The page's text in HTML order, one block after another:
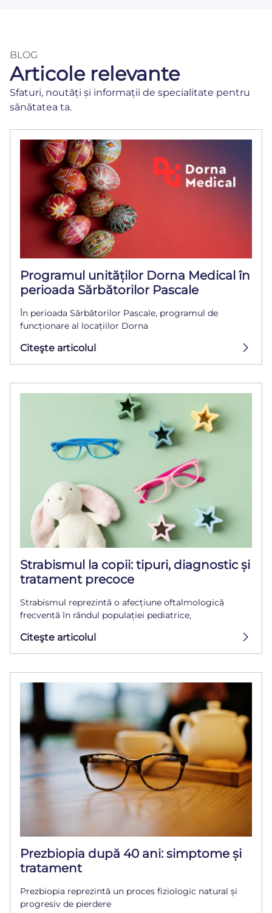
BLOG
Articole relevante
Sfaturi, noutăți și informații de specialitate pentru
sănătatea ta.
Programul unităților Dorna Medical în
perioada Sărbătorilor Pascale
În perioada Sărbătorilor Pascale, programul de
funcționare al locațiilor Dorna
Citeşte articolul
Strabismul la copii: tipuri, diagnostic și
tratament precoce
Strabismul reprezintă o afecțiune oftalmologică
frecventă în rândul populației pediatrice,
Citeşte articolul
Prezbiopia după 40 ani: simptome și
tratament
Prezbiopia reprezintă un proces fiziologic natural și
progresiv de pierdere